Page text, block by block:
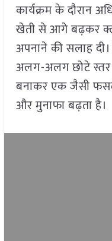
कार्यक्रम के दौरान
खेती से आगे बढ़कर
अपनाने की सलाह
अलग-अलग छोटे
बनाकर एक जैसी
और मुनाफा बढ़ता है।